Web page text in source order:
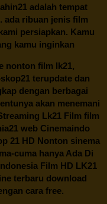
adalah tempat
ada ribuan jenis film
persiapkan. Kamu
kamu inginkan
nonton film lk21,
terupdate dan
dengan berbagai
akan menemani
Lk21 Film film
web Cinemaindo
21 HD Nonton sinema
cuma hanya Ada Di
Film HD LK21
terbaru download
cara free.